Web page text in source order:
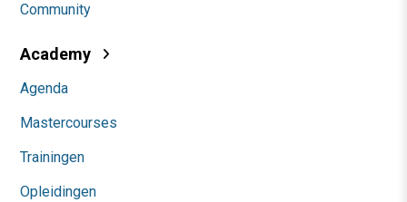
Community
Academy
Agenda
Mastercourses
Trainingen
Opleidingen